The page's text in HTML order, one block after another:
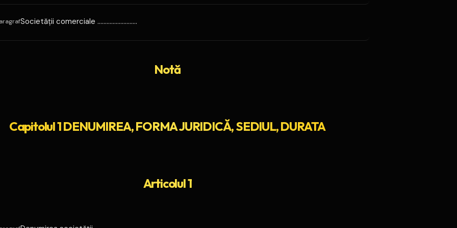
Societăţii comerciale ..........................
Notă
Capitolul 1 DENUMIREA, FORMA JURIDICĂ, SEDIUL, DURATA
Articolul 1